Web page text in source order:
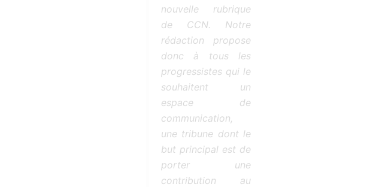
nouvelle rubrique
de CCN. Notre
rédaction propose
donc à tous les
progressistes qui le
souhaitent un
espace de
communication,
une tribune dont le
but principal est de
porter une
contribution au